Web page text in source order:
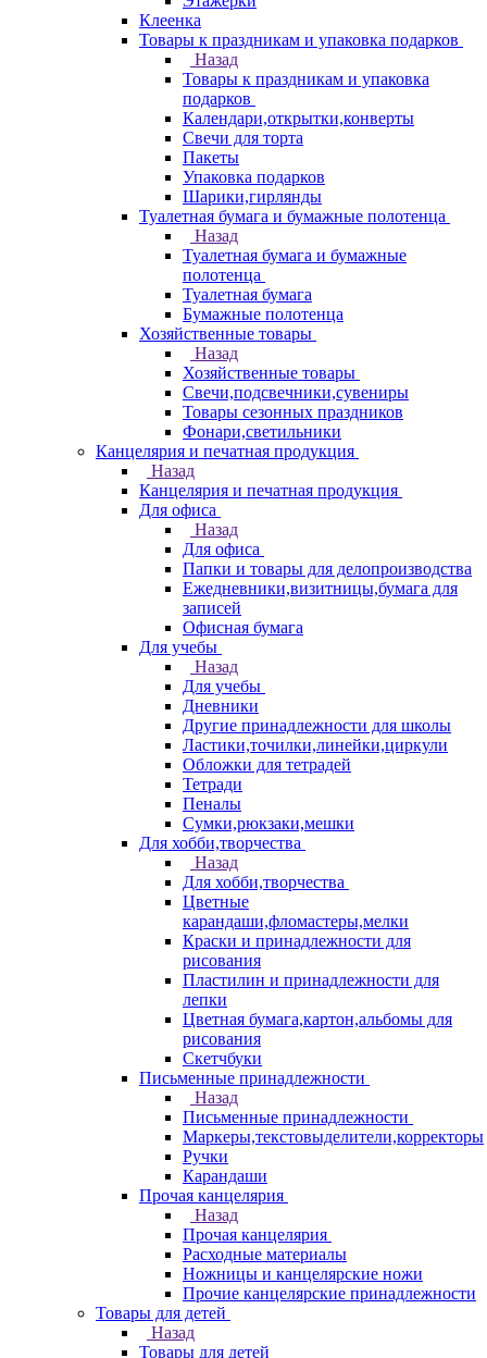
Клеенка
Товары к праздникам и упаковка подарков
Назад
Товары к праздникам и упаковка
подарков
Календари,открытки,конверты
Свечи для торта
Пакеты
Упаковка подарков
Шарики,гирлянды
Туалетная бумага и бумажные полотенца
Назад
Туалетная бумага и бумажные
полотенца
Туалетная бумага
Бумажные полотенца
Хозяйственные товары
Назад
Хозяйственные товары
Свечи,подсвечники,сувениры
Товары сезонных праздников
Фонари,светильники
Канцелярия и печатная продукция
Назад
Канцелярия и печатная продукция
Для офиса
Назад
Для офиса
Папки и товары для делопроизводства
Ежедневники,визитницы,бумага для
записей
Офисная бумага
Для учебы
Назад
Для учебы
Дневники
Другие принадлежности для школы
Ластики,точилки,линейки,циркули
Обложки для тетрадей
Тетради
Пеналы
Сумки,рюкзаки,мешки
Для хобби,творчества
Назад
Для хобби,творчества
Цветные
карандаши,фломастеры,мелки
Краски и принадлежности для
рисования
Пластилин и принадлежности для
лепки
Цветная бумага,картон,альбомы для
рисования
Скетчбуки
Письменные принадлежности
Назад
Письменные принадлежности
Маркеры,текстовыделители,корректоры
Ручки
Карандаши
Прочая канцелярия
Назад
Прочая канцелярия
Расходные материалы
Ножницы и канцелярские ножи
Прочие канцелярские принадлежности
Товары для детей
Назад
Товары для детей